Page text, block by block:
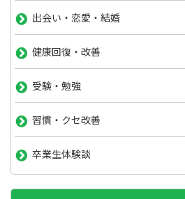
出会い・恋愛・結婚
健康回復・改善
受験・勉強
習慣・クセ改善
卒業生体験談